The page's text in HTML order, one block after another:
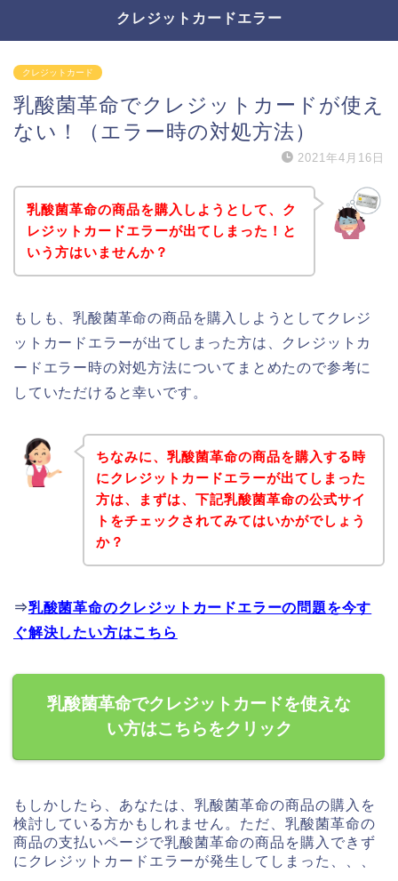
クレジットカードエラー
クレジットカード
乳酸菌革命でクレジットカードが使え
ない！（エラー時の対処方法）
2021年4月16日
乳酸菌革命の商品を購入しようとして、ク
レジットカードエラーが出てしまった！と
いう方はいませんか？
もしも、乳酸菌革命の商品を購入しようとしてクレジ
ットカードエラーが出てしまった方は、クレジットカ
ードエラー時の対処方法についてまとめたので参考に
していただけると幸いです。
ちなみに、乳酸菌革命の商品を購入する時
にクレジットカードエラーが出てしまった
方は、まずは、下記乳酸菌革命の公式サイ
トをチェックされてみてはいかがでしょう
か？
⇒乳酸菌革命のクレジットカードエラーの問題を今す
ぐ解決したい方はこちら
乳酸菌革命でクレジットカードを使えな
い方はこちらをクリック
もしかしたら、あなたは、乳酸菌革命の商品の購入を
検討している方かもしれません。ただ、乳酸菌革命の
商品の支払いページで乳酸菌革命の商品を購入できず
にクレジットカードエラーが発生してしまった、、、